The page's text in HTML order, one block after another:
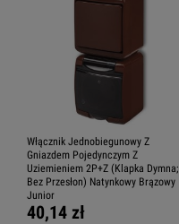
Włącznik Jednobiegunowy Z
Gniazdem Pojedynczym Z
Uziemieniem 2P+Z (Klapka Dymna;
Bez Przesłon) Natynkowy Brązowy
Junior
40,14 zł